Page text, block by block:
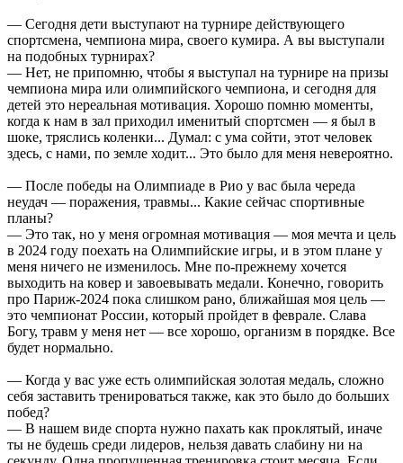
— Сегодня дети выступают на турнире действующего
спортсмена, чемпиона мира, своего кумира. А вы выступали
на подобных турнирах?
— Нет, не припомню, чтобы я выступал на турнире на призы
чемпиона мира или олимпийского чемпиона, и сегодня для
детей это нереальная мотивация. Хорошо помню моменты,
когда к нам в зал приходил именитый спортсмен — я был в
шоке, тряслись коленки... Думал: с ума сойти, этот человек
здесь, с нами, по земле ходит... Это было для меня невероятно.
— После победы на Олимпиаде в Рио у вас была череда
неудач — поражения, травмы... Какие сейчас спортивные
планы?
— Это так, но у меня огромная мотивация — моя мечта и цель
в 2024 году поехать на Олимпийские игры, и в этом плане у
меня ничего не изменилось. Мне по-прежнему хочется
выходить на ковер и завоевывать медали. Конечно, говорить
про Париж-2024 пока слишком рано, ближайшая моя цель —
это чемпионат России, который пройдет в феврале. Слава
Богу, травм у меня нет — все хорошо, организм в порядке. Все
будет нормально.
— Когда у вас уже есть олимпийская золотая медаль, сложно
себя заставить тренироваться также, как это было до больших
побед?
— В нашем виде спорта нужно пахать как проклятый, иначе
ты не будешь среди лидеров, нельзя давать слабину ни на